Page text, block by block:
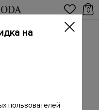
0
/ Женские куртки
трикотажной
на
пользователей